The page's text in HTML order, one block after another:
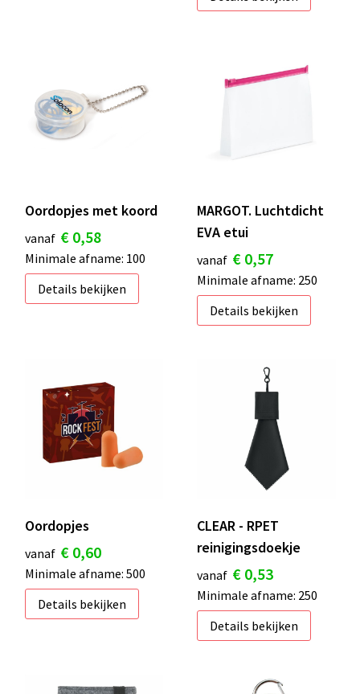
Oordopjes met koord
vanaf € 0,58
Minimale afname: 100
Details bekijken
MARGOT. Luchtdicht
EVA etui
vanaf € 0,57
Minimale afname: 250
Details bekijken
Oordopjes
vanaf € 0,60
Minimale afname: 500
Details bekijken
CLEAR - RPET
reinigingsdoekje
vanaf € 0,53
Minimale afname: 250
Details bekijken